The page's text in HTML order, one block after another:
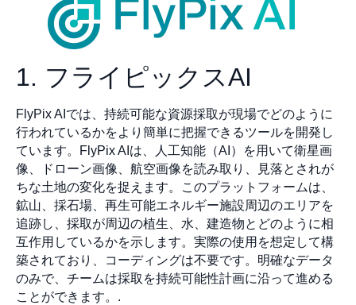
1. フライピックスAI
FlyPix AIでは、持続可能な資源採取が現場でどのように
行われているかをより簡単に把握できるツールを開発し
ています。FlyPix AIは、人工知能（AI）を用いて衛星画
像、ドローン画像、航空画像を読み取り、見落とされが
ちな土地の変化を捉えます。このプラットフォームは、
鉱山、採石場、再生可能エネルギー施設周辺のエリアを
追跡し、採取が周辺の植生、水、建造物とどのように相
互作用しているかを示します。実際の使用を想定して構
築されており、コーディングは不要です。明確なデータ
のみで、チームは採取を持続可能性計画に沿って進める
ことができます。.